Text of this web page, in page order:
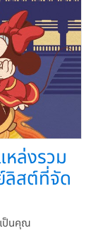
ล่งรวม
ลิสต์ที่จัด
ป็นคุณ